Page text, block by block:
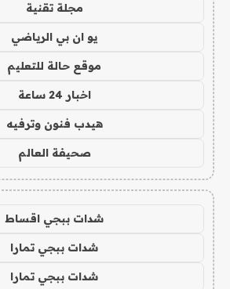
مجلة تقنية
يو ان بي الرياضي
موقع حالة للتعليم
اخبار 24 ساعة
هيدب فنون وترفيه
صحيفة العالم
شدات ببجي اقساط
شدات ببجي تمارا
شدات ببجي تمارا